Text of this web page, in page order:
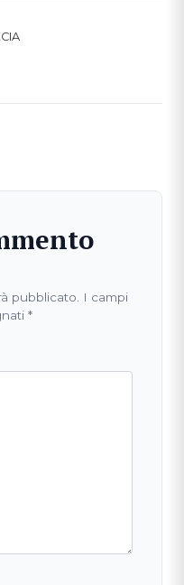
pubblicato.
I campi
*